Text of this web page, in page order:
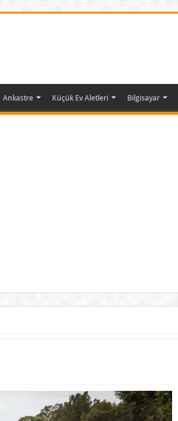
Ankastre Küçük Ev Aletleri Bilgisayar